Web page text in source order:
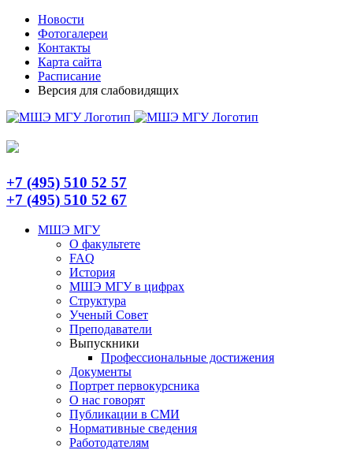
Skip
content
TelegramНовости
Фотогалереи
Контакты
Карта сайта
Расписание
Версия для слабовидящих
+7 (495) 510 52 57
+7 (495) 510 52 67
МШЭ МГУ
О факультете
FAQ
История
МШЭ МГУ в цифрах
Структура
Ученый Совет
Преподаватели
Выпускники
Профессиональные достижения
Документы
Портрет первокурсника
О нас говорят
Публикации в СМИ
Нормативные сведения
Работодателям